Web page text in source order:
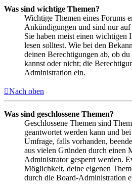
Was sind wichtige Themen?
Wichtige Themen eines Forums
Ankündigungen und sind nur auf
Sie haben meist einen wichtigen
lesen solltest. Wie bei den
deinen Berechtigungen ab, ob
kannst oder nicht; die
Administration ein.
Nach oben
Was sind geschlossene Themen?
Geschlossene Themen sind
geantwortet werden kann und
Umfrage, falls vorhanden,
aus vielen Gründen durch einen
Administrator gesperrt werden.
Möglichkeit, deine eigenen
durch die Board-Administration